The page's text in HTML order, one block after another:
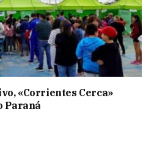
«Corrientes Cerca»
Paraná